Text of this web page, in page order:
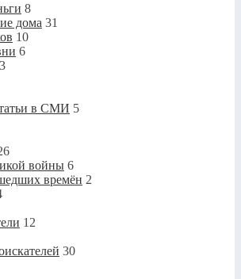
8
дома 31
10
6
3
в СМИ 5
войны 6
времён 2
12
30